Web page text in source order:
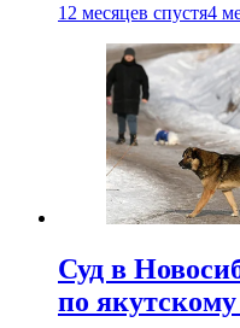
12 месяцев спустя4
Суд в
по